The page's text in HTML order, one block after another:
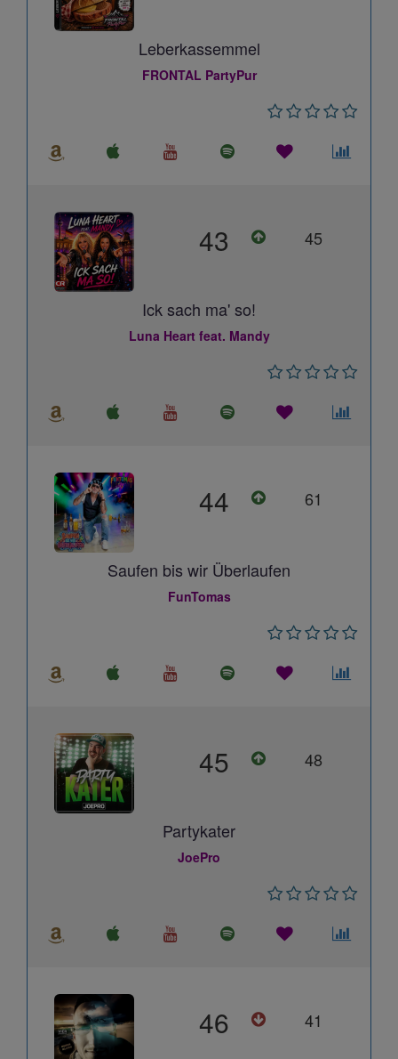
Leberkassemmel
FRONTAL PartyPur
43 45
Ick sach ma' so!
Luna Heart feat. Mandy
44 61
Saufen bis wir Überlaufen
FunTomas
45 48
Partykater
JoePro
46 41